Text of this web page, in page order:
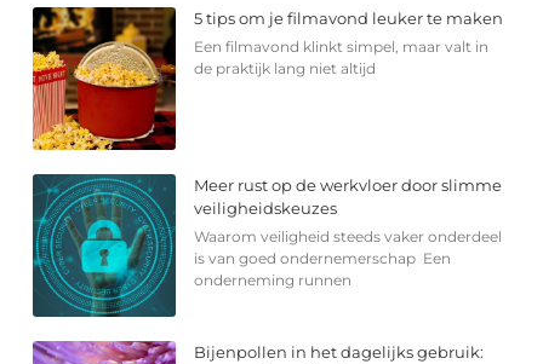
5 tips om je filmavond leuker te maken
Een filmavond klinkt simpel, maar valt in
de praktijk lang niet altijd
Meer rust op de werkvloer door slimme
veiligheidskeuzes
Waarom veiligheid steeds vaker onderdeel
is van goed ondernemerschap Een
onderneming runnen
Bijenpollen in het dagelijks gebruik: